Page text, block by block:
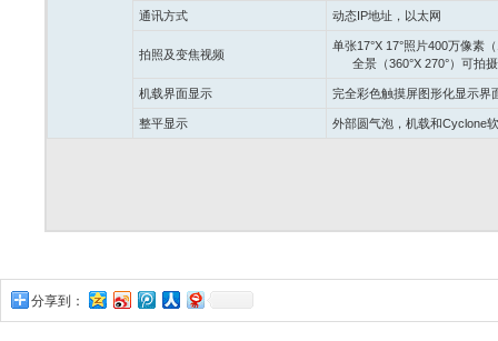
通讯方式 动态IP地址，以太网
拍照及变焦视频
单张17°X 17°照片400万像素（
全景（360°X 270°）可拍摄
机载界面显示 完全彩色触摸屏图形化显示界
整平显示 外部圆气泡，机载和Cyclone
分享到：